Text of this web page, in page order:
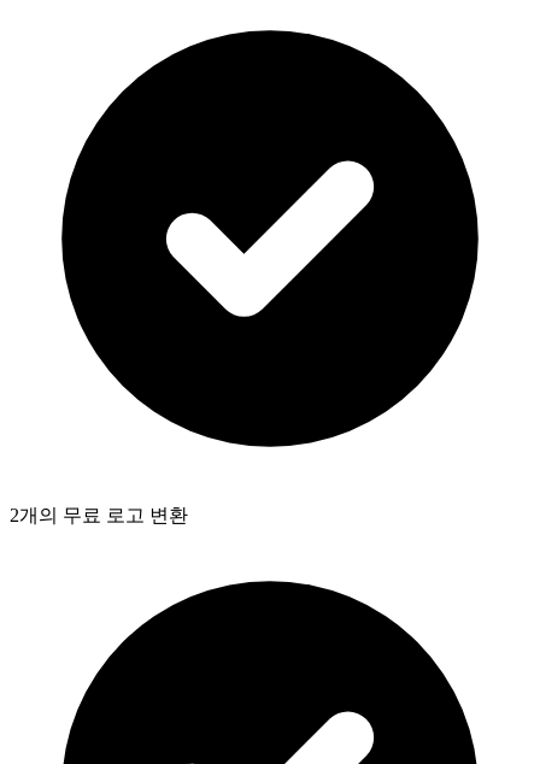
2개의 무료 로고 변환